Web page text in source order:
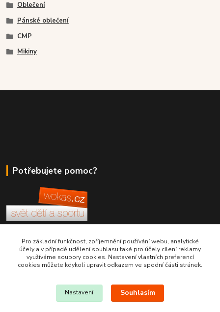
Oblečení
Pánské oblečení
CMP
Mikiny
Potřebujete pomoc?
+420 380 830 198
wokas.online@yahoo.cz
Pro základní funkčnost, zpříjemnění používání webu, analytické
účely a v případě udělení souhlasu také pro účely cílení reklamy
využíváme soubory cookies. Nastavení vlastních preferencí
cookies můžete kdykoli upravit odkazem ve spodní části stránek.
Nastavení Souhlasím